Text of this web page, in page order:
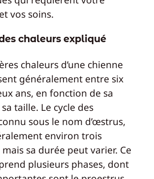
vos soins.
chaleurs expliqué
chaleurs d’une chienne
généralement entre six
ans, en fonction de sa
taille. Le cycle des
sous le nom d’œstrus,
environ trois
sa durée peut varier. Ce
plusieurs phases, dont